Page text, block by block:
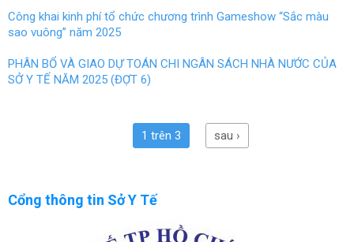
Công khai kinh phí tổ chức chương trình Gameshow “Sắc màu
sao vuông” năm 2025
PHÂN BỔ VÀ GIAO DỰ TOÁN CHI NGÂN SÁCH NHÀ NƯỚC CỦA
SỞ Y TẾ NĂM 2025 (ĐỢT 6)
1 trên 3 sau ›
Cổng thông tin Sở Y Tế